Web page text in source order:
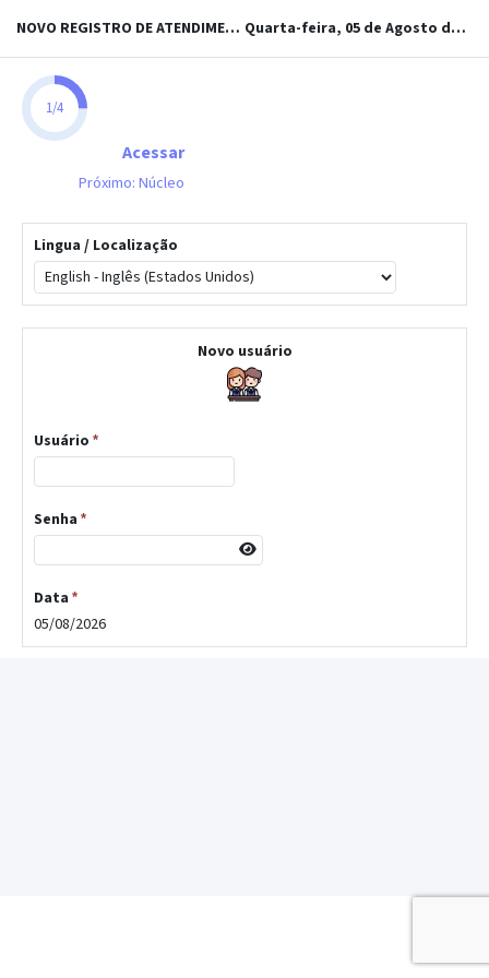
NOVO REGISTRO DE ATENDIMENTO Quarta-feira, 05 de Agosto de 2026
1/4
Acessar
Próximo: Núcleo
Lingua / Localização
Novo usuário
Usuário *
Senha *
Data *
05/08/2026